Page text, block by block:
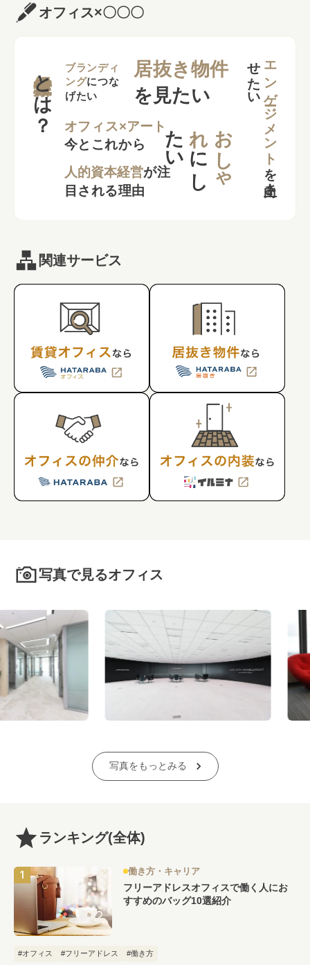
オフィス×〇〇〇
とは？
ブランディ
ングにつな
げたい
居抜き物件
を見たい
オフィス×アート
今とこれから
人的資本経営が注
目される理由
お
し
ゃ
れ
に
し
た
い エンゲージメント
を
向上さ
せ
た
い
関連サービス
写真で見るオフィス
写真をもっとみる
ランキング(全体)
働き方・キャリア
フリーアドレスオフィスで働く人にお
すすめのバッグ10選紹介
#オフィス #フリーアドレス #働き方